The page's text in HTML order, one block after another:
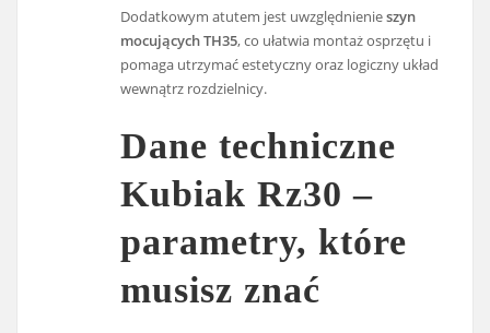
Dodatkowym atutem jest uwzględnienieszyn
mocujących TH35, co ułatwia montaż osprzętu i
pomaga utrzymać estetyczny oraz logiczny układ
wewnątrz rozdzielnicy.
Dane techniczne
Kubiak Rz30 –
parametry, które
musisz znać